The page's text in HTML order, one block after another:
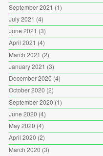
September 2021 (1)
July 2021 (4)
June 2021 (3)
April 2021 (4)
March 2021 (2)
January 2021 (3)
December 2020 (4)
October 2020 (2)
September 2020 (1)
June 2020 (4)
May 2020 (4)
April 2020 (2)
March 2020 (3)